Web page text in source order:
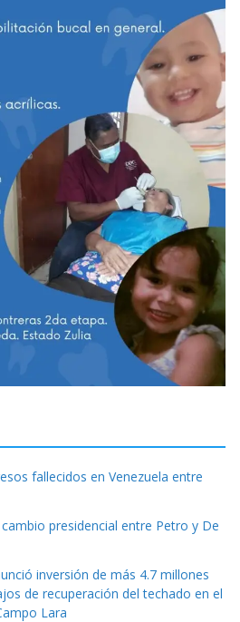
fallecidos en Venezuela entre
presidencial entre Petro y De
inversión de más 4.7 millones
de recuperación del techado en el
Lara